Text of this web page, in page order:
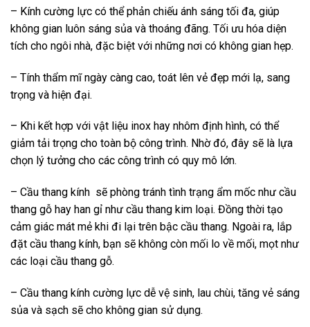
– Kính cường lực có thể phản chiếu ánh sáng tối đa, giúp
không gian luôn sáng sủa và thoáng đãng. Tối ưu hóa diện
tích cho ngôi nhà, đặc biệt với những nơi có không gian hẹp.
– Tính thẩm mĩ ngày càng cao, toát lên vẻ đẹp mới lạ, sang
trọng và hiện đại.
– Khi kết hợp với vật liệu inox hay nhôm định hình, có thể
giảm tải trọng cho toàn bộ công trình. Nhờ đó, đây sẽ là lựa
chọn lý tưởng cho các công trình có quy mô lớn.
– Cầu thang kính sẽ phòng tránh tình trạng ẩm mốc như cầu
thang gỗ hay han gỉ như cầu thang kim loại. Đồng thời tạo
cảm giác mát mẻ khi đi lại trên bậc cầu thang. Ngoài ra, lắp
đặt cầu thang kính, bạn sẽ không còn mối lo về mối, mọt như
các loại cầu thang gỗ.
– Cầu thang kính cường lực dễ vệ sinh, lau chùi, tăng vẻ sáng
sủa và sạch sẽ cho không gian sử dụng.